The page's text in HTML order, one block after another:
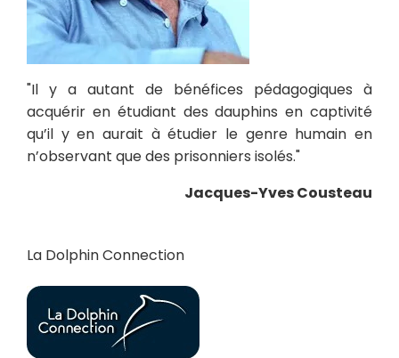
"Il y a autant de bénéfices pédagogiques à
acquérir en étudiant des dauphins en captivité
qu’il y en aurait à étudier le genre humain en
n’observant que des prisonniers isolés."
Jacques-Yves Cousteau
La Dolphin Connection